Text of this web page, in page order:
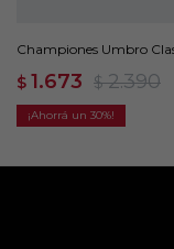
Championes Umbro
$ 1.673 $ 2.390
30